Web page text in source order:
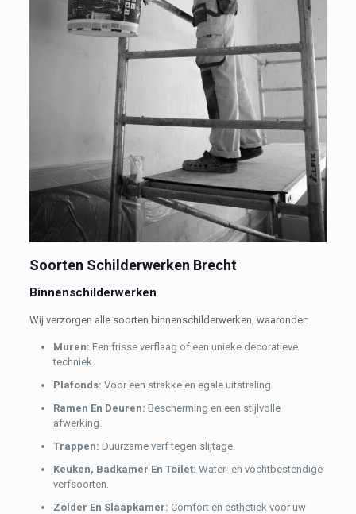
Soorten Schilderwerken Brecht
Binnenschilderwerken
Wij verzorgen alle soorten binnenschilderwerken, waaronder:
Muren: Een frisse verflaag of een unieke decoratieve
techniek.
Plafonds: Voor een strakke en egale uitstraling.
Ramen En Deuren: Bescherming en een stijlvolle
afwerking.
Trappen: Duurzame verf tegen slijtage.
Keuken, Badkamer En Toilet: Water- en vochtbestendige
verfsoorten.
Zolder En Slaapkamer: Comfort en esthetiek voor uw